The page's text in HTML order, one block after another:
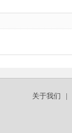
关于我们